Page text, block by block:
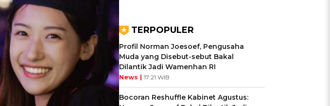
TERPOPULER
Profil Norman Joesoef, Pengusaha
Muda yang Disebut-sebut Bakal
Dilantik Jadi Wamenhan RI
News | 17:21 WIB
Bocoran Reshuffle Kabinet Agustus: